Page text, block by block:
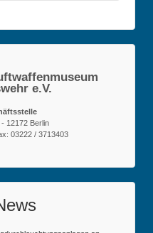
e.V.
12172 Berlin
03222 / 3713403